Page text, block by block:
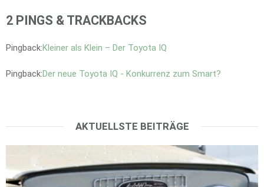
2 PINGS & TRACKBACKS
Pingback:Kleiner als Klein – Der Toyota IQ
Pingback:Der neue Toyota IQ - Konkurrenz zum Smart?
AKTUELLSTE BEITRÄGE